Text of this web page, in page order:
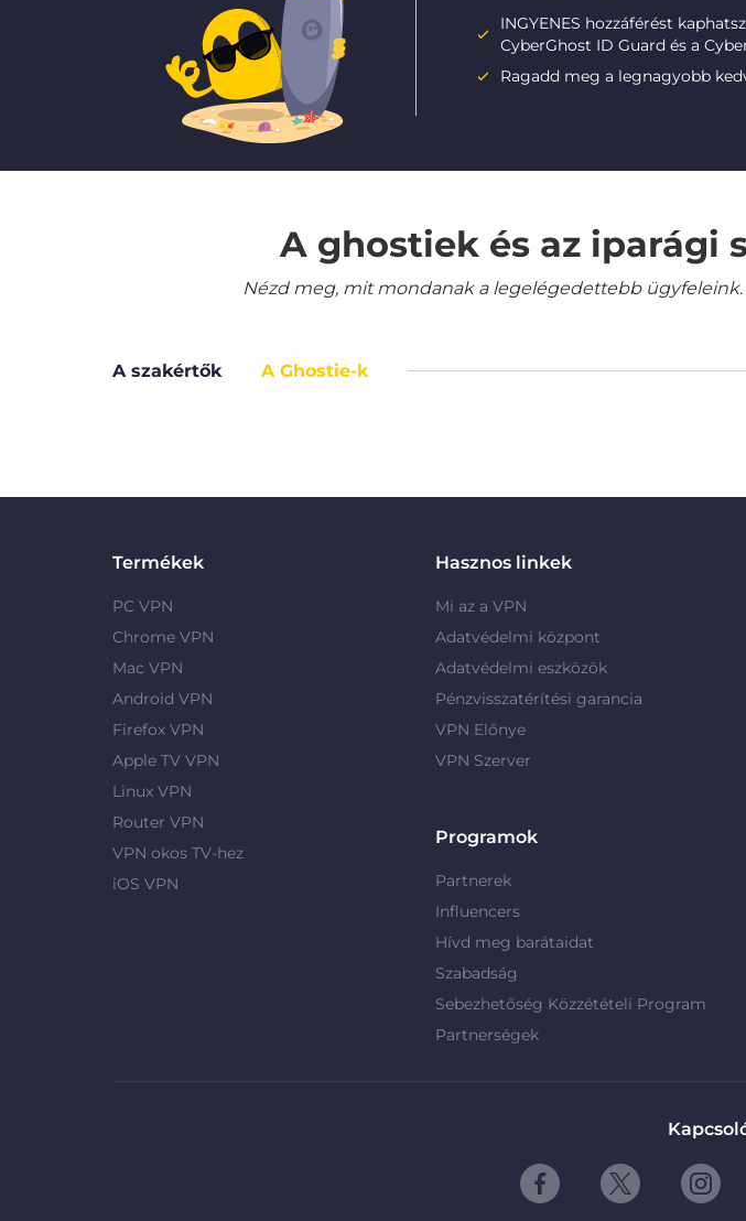
INGYENES hozzáférést
CyberGhost ID Guard és a
Ragadd meg a legnagyobb
A ghostiek és az iparági
Nézd meg, mit mondanak a legelégedettebb
A szakértők A Ghostie-k
Termékek
PC VPN
Chrome VPN
Mac VPN
Android VPN
Firefox VPN
Apple TV VPN
Linux VPN
Router VPN
VPN okos TV-hez
iOS VPN
Hasznos linkek
Mi az a VPN
Adatvédelmi központ
Adatvédelmi eszközök
Pénzvisszatérítési garancia
VPN Előnye
VPN Szerver
Programok
Partnerek
Influencers
Hívd meg barátaidat
Szabadság
Sebezhetőség Közzétételi Program
Partnerségek